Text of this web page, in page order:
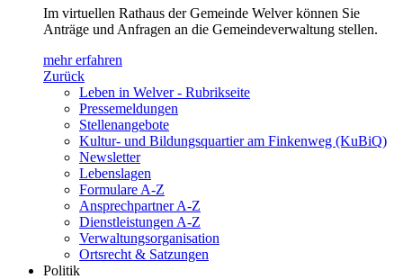
Im virtuellen Rathaus der Gemeinde Welver können Sie
Anträge und Anfragen an die Gemeindeverwaltung stellen.
mehr erfahren
Zurück
Leben in Welver - Rubrikseite
Pressemeldungen
Stellenangebote
Kultur- und Bildungsquartier am Finkenweg (KuBiQ)
Newsletter
Lebenslagen
Formulare A-Z
Ansprechpartner A-Z
Dienstleistungen A-Z
Verwaltungsorganisation
Ortsrecht & Satzungen
Politik